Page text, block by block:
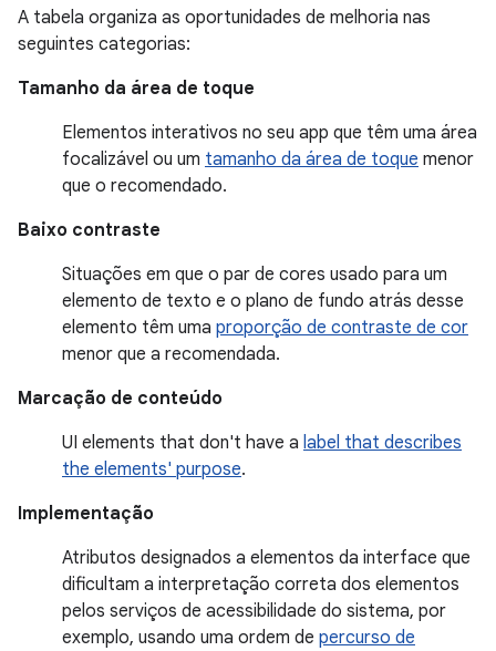
A tabela organiza as oportunidades de melhoria nas
seguintes categorias:
Tamanho da área de toque
Elementos interativos no seu app que têm uma área
focalizável ou um tamanho da área de toque menor
que o recomendado.
Baixo contraste
Situações em que o par de cores usado para um
elemento de texto e o plano de fundo atrás desse
elemento têm uma proporção de contraste de cor
menor que a recomendada.
Marcação de conteúdo
UI elements that don't have a label that describes
the elements' purpose.
Implementação
Atributos designados a elementos da interface que
dificultam a interpretação correta dos elementos
pelos serviços de acessibilidade do sistema, por
exemplo, usando uma ordem de percurso de